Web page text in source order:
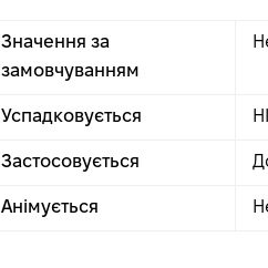
Значення за
замовчуванням
Успадковується НІ
Застосовується
Анімується